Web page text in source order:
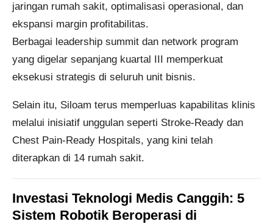
jaringan rumah sakit, optimalisasi operasional, dan
ekspansi margin profitabilitas.
Berbagai leadership summit dan network program
yang digelar sepanjang kuartal III memperkuat
eksekusi strategis di seluruh unit bisnis.
Selain itu, Siloam terus memperluas kapabilitas klinis
melalui inisiatif unggulan seperti Stroke-Ready dan
Chest Pain-Ready Hospitals, yang kini telah
diterapkan di 14 rumah sakit.
Investasi Teknologi Medis Canggih: 5
Sistem Robotik Beroperasi di